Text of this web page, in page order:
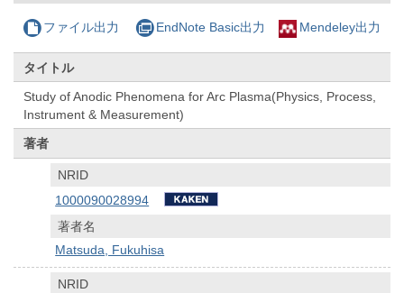
ファイル出力 EndNote Basic出力 Mendeley出力
タイトル
Study of Anodic Phenomena for Arc Plasma(Physics, Process,
Instrument & Measurement)
著者
NRID
1000090028994
著者名
Matsuda, Fukuhisa
NRID